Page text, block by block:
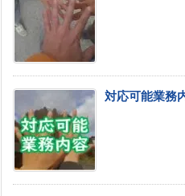
対応可能業務